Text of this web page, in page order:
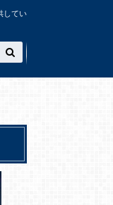
してい